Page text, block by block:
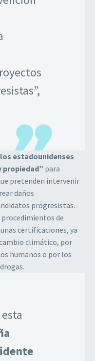
los estadounidenses
propiedad” para
pretenden intervenir
daños
progresistas.
de
certificaciones, ya
climático, por
humanos o por los